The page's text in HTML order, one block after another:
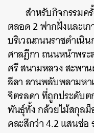
สำหรับกิจกรรมค
ตลอด 2 ฟากฝั่งและเ
บริเวณถนนราชดำเนิ
ศาลฎีกา ถนนหน้าพร
ศรี สนามหลวง สะพา
ลีลา ลานพลับพลามห
จิตรลดา ที่ถูกประดับ
พันธุ์ทั้ง กล้วยไม้สกุล
คละสีกว่า 4.2 แสนช่อ